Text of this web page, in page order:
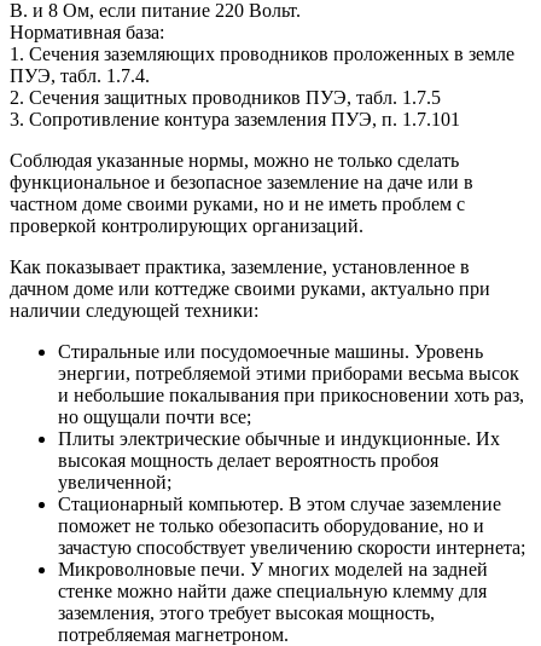
В. и 8 Ом, если питание 220 Вольт.
Нормативная база:
1. Сечения заземляющих проводников проложенных в земле
ПУЭ, табл. 1.7.4.
2. Сечения защитных проводников ПУЭ, табл. 1.7.5
3. Сопротивление контура заземления ПУЭ, п. 1.7.101
Соблюдая указанные нормы, можно не только сделать
функциональное и безопасное заземление на даче или в
частном доме своими руками, но и не иметь проблем с
проверкой контролирующих организаций.
Как показывает практика, заземление, установленное в
дачном доме или коттедже своими руками, актуально при
наличии следующей техники:
Стиральные или посудомоечные машины. Уровень
энергии, потребляемой этими приборами весьма высок
и небольшие покалывания при прикосновении хоть раз,
но ощущали почти все;
Плиты электрические обычные и индукционные. Их
высокая мощность делает вероятность пробоя
увеличенной;
Стационарный компьютер. В этом случае заземление
поможет не только обезопасить оборудование, но и
зачастую способствует увеличению скорости интернета;
Микроволновые печи. У многих моделей на задней
стенке можно найти даже специальную клемму для
заземления, этого требует высокая мощность,
потребляемая магнетроном.